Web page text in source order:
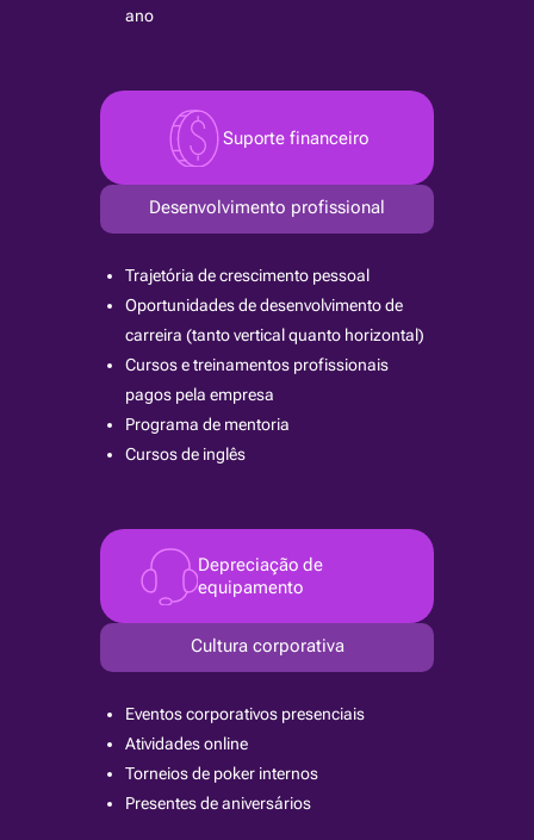
ano
Suporte financeiro
Desenvolvimento profissional
Trajetória de crescimento pessoal
Oportunidades de desenvolvimento de
carreira (tanto vertical quanto horizontal)
Cursos e treinamentos profissionais
pagos pela empresa
Programa de mentoria
Cursos de inglês
Depreciação de
equipamento
Cultura corporativa
Eventos corporativos presenciais
Atividades online
Torneios de poker internos
Presentes de aniversários